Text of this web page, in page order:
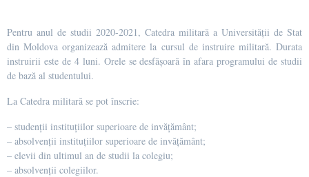
Pentru anul de studii 2020-2021, Catedra militară a Universității de Stat
din Moldova organizează admitere la cursul de instruire militară. Durata
instruirii este de 4 luni. Orele se desfășoară în afara programului de studii
de bază al studentului.
La Catedra militară se pot înscrie:
– studenţii instituţiilor superioare de invăţământ;
– absolvenţii instituţiilor superioare de invăţământ;
– elevii din ultimul an de studii la colegiu;
– absolvenţii colegiilor.